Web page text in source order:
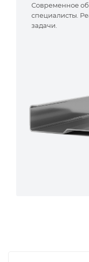
Современное
специалисты.
задачи.